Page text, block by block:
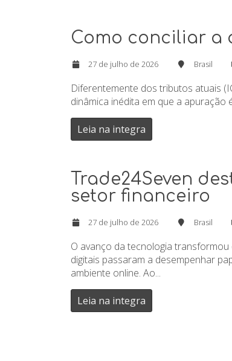
Como conciliar a
27 de julho de 2026 Brasil
Diferentemente dos tributos atuais
dinâmica inédita em que a
Leia na integra
Trade24Seven
setor financeiro
27 de julho de 2026 Brasil
O avanço da tecnologia
digitais passaram a desempenhar
ambiente online. Ao...
Leia na integra